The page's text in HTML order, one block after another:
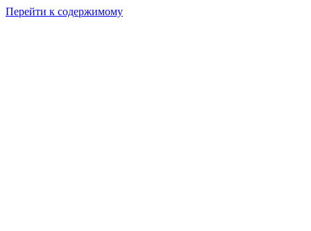
Перейти к содержимому